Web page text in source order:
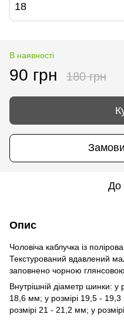
18
В наявності
90 грн 180 грн
До
Опис
Чоловіча каблучка із
Текстурований вдавлений
заповнено чорною
Внутрішній діаметр шинки: у
18,6 мм; у розмірі 19,5 -
розмірі 21 - 21,2 мм; у